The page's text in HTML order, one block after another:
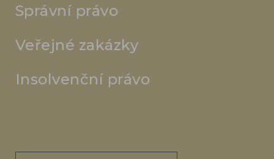
Správní právo
Veřejné zakázky
Insolvenční právo